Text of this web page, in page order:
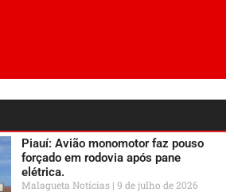
Piauí: Avião monomotor faz pouso
forçado em rodovia após pane
elétrica.
Malagueta Notícias 9 de julho de 2026